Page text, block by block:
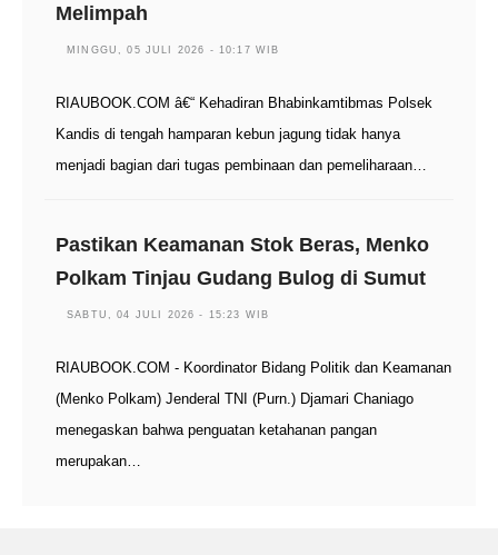
Melimpah
MINGGU, 05 JULI 2026 - 10:17 WIB
RIAUBOOK.COM â€“ Kehadiran Bhabinkamtibmas Polsek
Kandis di tengah hamparan kebun jagung tidak hanya
menjadi bagian dari tugas pembinaan dan pemeliharaan…
Pastikan Keamanan Stok Beras, Menko
Polkam Tinjau Gudang Bulog di Sumut
SABTU, 04 JULI 2026 - 15:23 WIB
RIAUBOOK.COM - Koordinator Bidang Politik dan Keamanan
(Menko Polkam) Jenderal TNI (Purn.) Djamari Chaniago
menegaskan bahwa penguatan ketahanan pangan
merupakan…